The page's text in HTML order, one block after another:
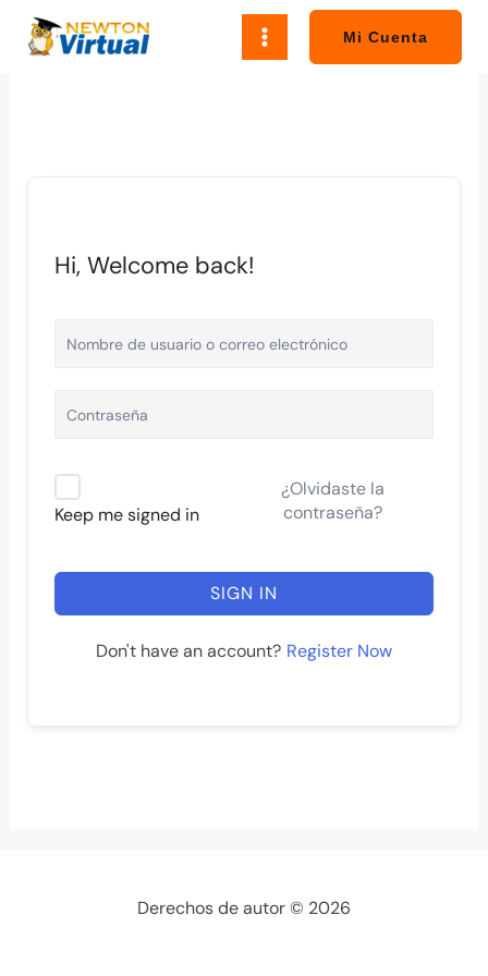
Mi Cuenta
Hi, Welcome back!
Keep me signed in
¿Olvidaste la
contraseña?
SIGN IN
Don't have an account? Register Now
Derechos de autor © 2026